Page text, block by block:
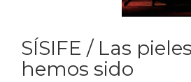
SÍSIFE / Las
hemos sido